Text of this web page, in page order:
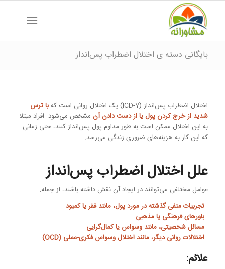
بایگانی دسته ی اختلال اضطراب پس‌انداز
اختلال اضطراب پس‌انداز (ICD-7) یک اختلال روانی است که
با ترس
شدید از خرج کردن پول یا از دست دادن آنمشخص می‌شود. افراد مبتلا
به این اختلال ممکن است به طور مداوم پول پس‌انداز کنند، حتی زمانی
که این کار به هزینه‌های ضروری زندگی می‌رسد.
علل اختلال اضطراب پس‌انداز
عوامل مختلفی می‌توانند در ایجاد آن نقش داشته باشند، از جمله:
تجربیات منفی گذشته در مورد پول، مانند فقر یا کمبود
باورهای فرهنگی یا مذهبی
مسائل شخصیتی، مانند وسواس یا کمال‌گرایی
اختلالات روانی دیگر، مانند اختلال وسواس فکری-عملی (OCD)
علائم: